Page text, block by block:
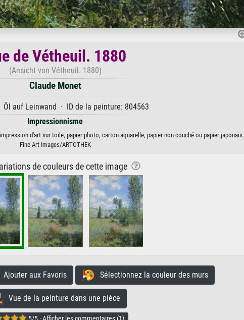
de Vétheuil. 1880
(Ansicht von Vétheuil. 1880)
Claude Monet
Öl auf Leinwand · ID de la peinture: 804563
Impressionnisme
d'art sur toile, papier photo, carton aquarelle, papier non couché ou papier japonais.
Fine Art Images/ARTOTHEK
de couleurs de cette image
Ajouter aux Favoris Sélectionnez la couleur des murs
Vue de la peinture dans une pièce